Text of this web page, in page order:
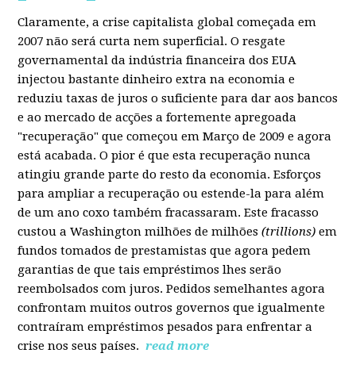
Claramente, a crise capitalista global começada em
2007 não será curta nem superficial. O resgate
governamental da indústria financeira dos EUA
injectou bastante dinheiro extra na economia e
reduziu taxas de juros o suficiente para dar aos bancos
e ao mercado de acções a fortemente apregoada
"recuperação" que começou em Março de 2009 e agora
está acabada. O pior é que esta recuperação nunca
atingiu grande parte do resto da economia. Esforços
para ampliar a recuperação ou estende-la para além
de um ano coxo também fracassaram. Este fracasso
custou a Washington milhões de milhões(trillions) em
fundos tomados de prestamistas que agora pedem
garantias de que tais empréstimos lhes serão
reembolsados com juros. Pedidos semelhantes agora
confrontam muitos outros governos que igualmente
contraíram empréstimos pesados para enfrentar a
crise nos seus países. read more